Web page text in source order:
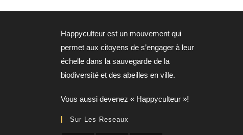
Happyculteur est un mouvement qui
permet aux citoyens de s’engager à leur
échelle dans la sauvegarde de la
biodiversité et des abeilles en ville.
​Vous aussi devenez « Happyculteur »!
Sur Les Reseaux